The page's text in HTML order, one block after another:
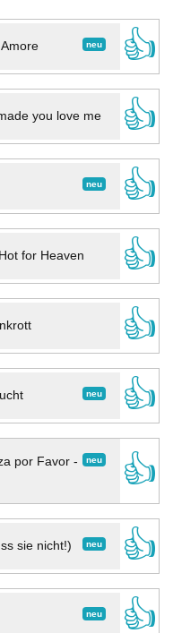
neu
👍
you love me
👍
neu
👍
for Heaven
👍
👍
neu
👍
neu
por Favor -
👍
neu
sie nicht!)
👍
neu
👍